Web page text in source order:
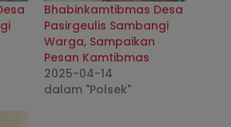
Bhabinkamtibmas Desa
Pasirgeulis Sambangi
Warga, Sampaikan
Pesan Kamtibmas
2025-04-14
dalam "Polsek"